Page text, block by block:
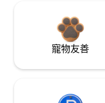
寵物友善